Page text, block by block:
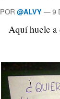
POR @ALVY —9
Aquí huele